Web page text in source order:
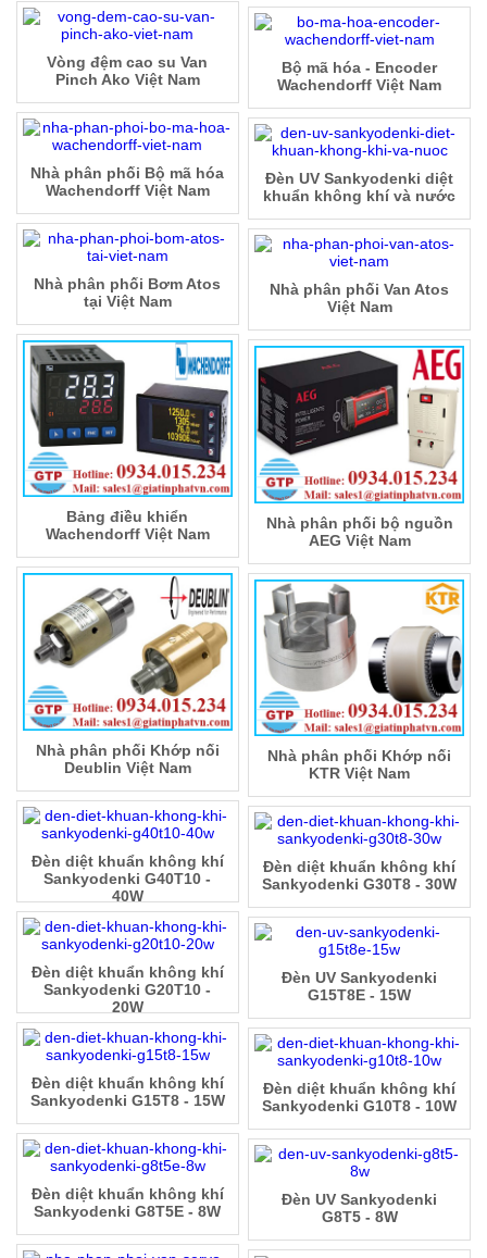
Vòng đệm cao su Van
Pinch Ako Việt Nam
Bộ mã hóa - Encoder
Wachendorff Việt Nam
Nhà phân phối Bộ mã hóa
Wachendorff Việt Nam
Đèn UV Sankyodenki diệt
khuẩn không khí và nước
Nhà phân phối Bơm Atos
tại Việt Nam
Nhà phân phối Van Atos
Việt Nam
Bảng điều khiển
Wachendorff Việt Nam
Nhà phân phối bộ nguồn
AEG Việt Nam
Nhà phân phối Khớp nối
Deublin Việt Nam
Nhà phân phối Khớp nối
KTR Việt Nam
Đèn diệt khuẩn không khí
Sankyodenki G40T10 -
40W
Đèn diệt khuẩn không khí
Sankyodenki G30T8 - 30W
Đèn diệt khuẩn không khí
Sankyodenki G20T10 -
20W
Đèn UV Sankyodenki
G15T8E - 15W
Đèn diệt khuẩn không khí
Sankyodenki G15T8 - 15W
Đèn diệt khuẩn không khí
Sankyodenki G10T8 - 10W
Đèn diệt khuẩn không khí
Sankyodenki G8T5E - 8W
Đèn UV Sankyodenki
G8T5 - 8W